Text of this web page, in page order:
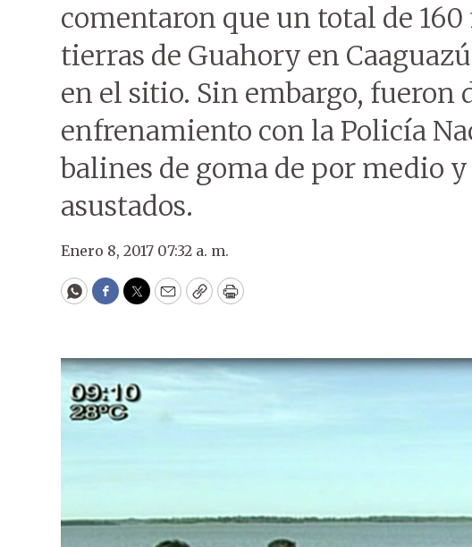
comentaron que un total de
tierras de Guahory en
en el sitio. Sin embargo, fueron
enfrenamiento con la Policía
balines de goma de por medio
asustados.
Enero 8, 2017 07:32 a. m.
WhatsApp
Facebook
Twitter
EmailCopyPrint